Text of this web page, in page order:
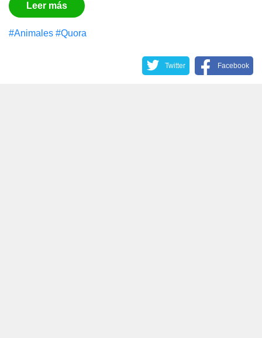
Leer más
#Animales #Quora
Twitter Facebook